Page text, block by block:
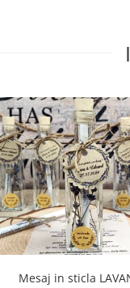
Mesaj in sticla